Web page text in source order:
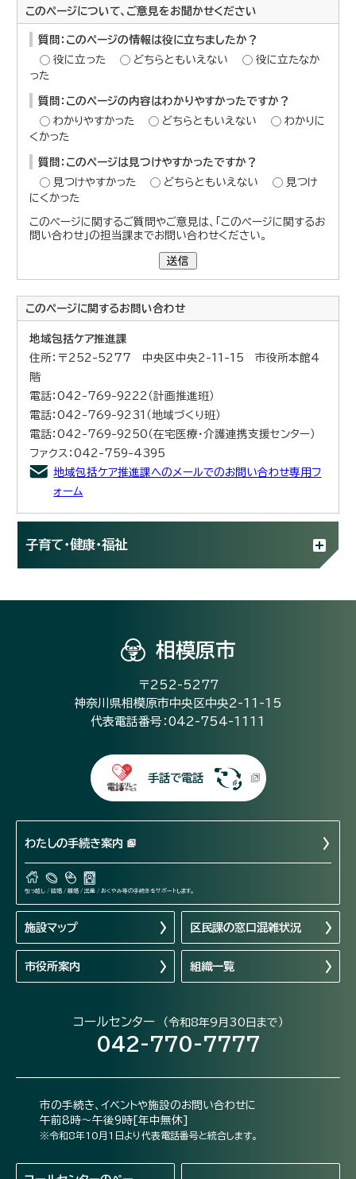
このページについて、ご意見をお聞かせください
質問：このページの情報は役に立ちましたか？
役に立った
どちらともいえない
役に立たなか
った
質問：このページの内容はわかりやすかったですか？
わかりやすかった
どちらともいえない
わかりに
くかった
質問：このページは見つけやすかったですか？
見つけやすかった
どちらともいえない
見つけ
にくかった
このページに関するご質問やご意見は、「このページに関するお
問い合わせ」の担当課までお問い合わせください。
送信
このページに関するお問い合わせ
地域包括ケア推進課
住所：〒252-5277 中央区中央2-11-15 市役所本館4
階
電話：042-769-9222（計画推進班）
電話：042-769-9231（地域づくり班）
電話：042-769-9250（在宅医療・介護連携支援センター）
ファクス：042-759-4395
地域包括ケア推進課へのメールでのお問い合わせ専用フ
ォーム
子育て・健康・福祉
相模原市
〒252-5277
神奈川県相模原市中央区中央2-11-15
代表電話番号：042-754-1111
手話で電話
わたしの手続き案内
引っ越し / 結婚 / 離婚 / 出産 / おくやみ等の手続きをサポートします。
施設マップ 区民課の窓口混雑状況
市役所案内 組織一覧
コールセンター （令和8年9月30日まで）
042-770-7777
市の手続き、イベントや施設のお問い合わせに
午前8時～午後9時[年中無休]
※令和8年10月1日より代表電話番号と統合します。